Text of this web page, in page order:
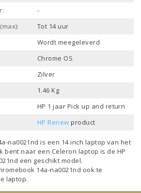
-
Tot 14 uur
Wordt meegeleverd
Chrome OS
Zilver
1.46 Kg
HP 1 jaar Pick up and return
HP Renew product
na0021nd is een 14 inch laptop van het
bent naar een Celeron laptop is de HP
een geschikt model.
14a-na0021nd ook te
laptop.